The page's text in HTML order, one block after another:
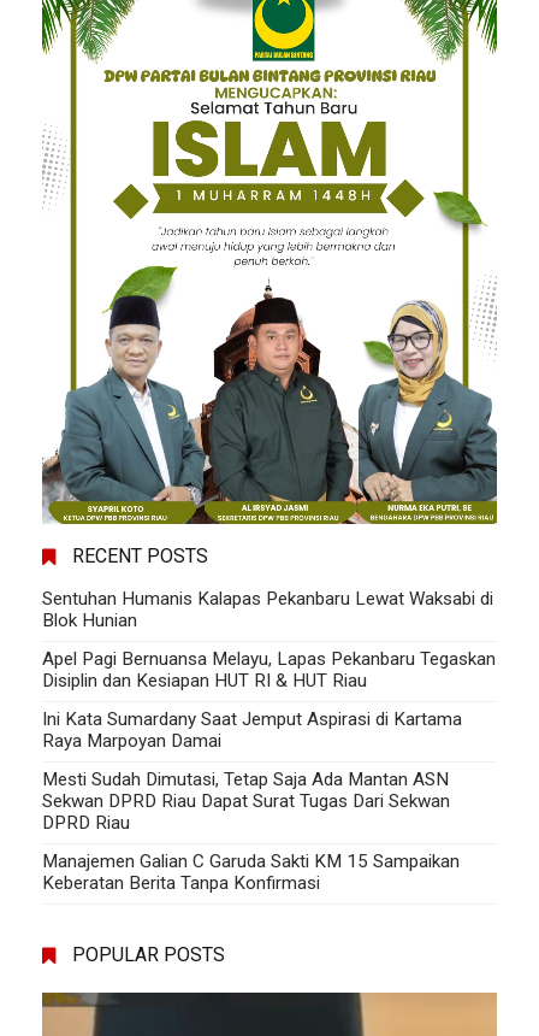
RECENT POSTS
Sentuhan Humanis Kalapas Pekanbaru Lewat Waksabi di
Blok Hunian
Apel Pagi Bernuansa Melayu, Lapas Pekanbaru Tegaskan
Disiplin dan Kesiapan HUT RI & HUT Riau
Ini Kata Sumardany Saat Jemput Aspirasi di Kartama
Raya Marpoyan Damai
Mesti Sudah Dimutasi, Tetap Saja Ada Mantan ASN
Sekwan DPRD Riau Dapat Surat Tugas Dari Sekwan
DPRD Riau
Manajemen Galian C Garuda Sakti KM 15 Sampaikan
Keberatan Berita Tanpa Konfirmasi
POPULAR POSTS